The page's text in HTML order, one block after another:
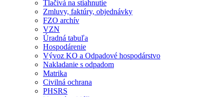
Tlačivá na stiahnutie
Zmluvy, faktúry, objednávky
FZO archív
VZN
Úradná tabuľa
Hospodárenie
Vývoz KO a Odpadové hospodárstvo
Nakladanie s odpadom
Matrika
Civilná ochrana
PHSRS